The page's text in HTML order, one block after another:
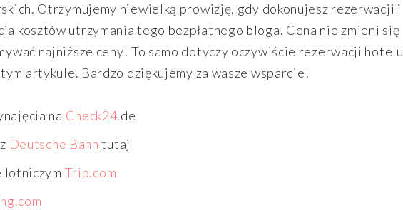
Otrzymujemy niewielką prowizję, gdy dokonujesz rezerwacji i
kosztów utrzymania tego bezpłatnego bloga. Cena nie zmieni się
najniższe ceny! To samo dotyczy oczywiście rezerwacji hotelu
artykule. Bardzo dziękujemy za wasze wsparcie!
na Check24.de
Deutsche Bahn tutaj
lotniczym Trip.com